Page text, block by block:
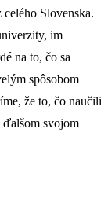
Slovenska.
im
na to, čo sa
spôsobom
že to, čo naučili
svojom